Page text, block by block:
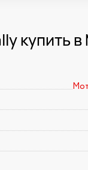
купить